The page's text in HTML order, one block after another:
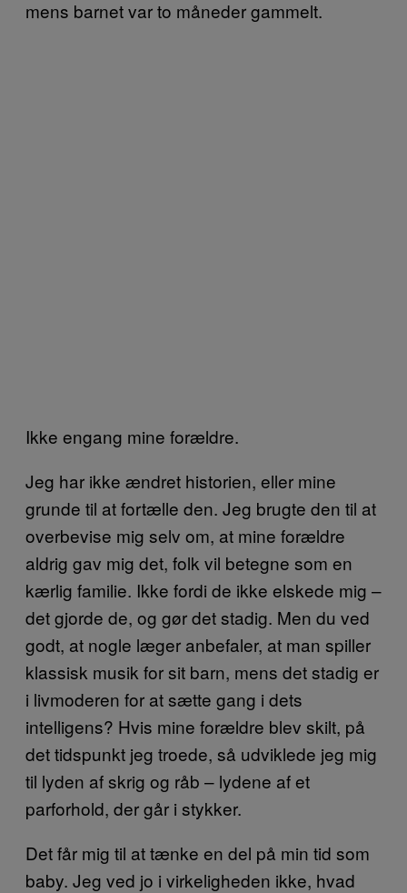
mens barnet var to måneder gammelt.
Ikke engang mine forældre.
Jeg har ikke ændret historien, eller mine
grunde til at fortælle den. Jeg brugte den til at
overbevise mig selv om, at mine forældre
aldrig gav mig det, folk vil betegne som en
kærlig familie. Ikke fordi de ikke elskede mig –
det gjorde de, og gør det stadig. Men du ved
godt, at nogle læger anbefaler, at man spiller
klassisk musik for sit barn, mens det stadig er
i livmoderen for at sætte gang i dets
intelligens? Hvis mine forældre blev skilt, på
det tidspunkt jeg troede, så udviklede jeg mig
til lyden af skrig og råb – lydene af et
parforhold, der går i stykker.
Det får mig til at tænke en del på min tid som
baby. Jeg ved jo i virkeligheden ikke, hvad